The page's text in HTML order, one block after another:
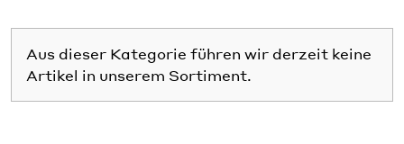
Aus dieser Kategorie führen wir derzeit keine
Artikel in unserem Sortiment.